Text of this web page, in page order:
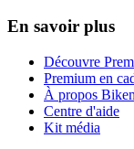
En savoir plus
Découvre
Premium en
À propos
Centre d'aide
Kit média